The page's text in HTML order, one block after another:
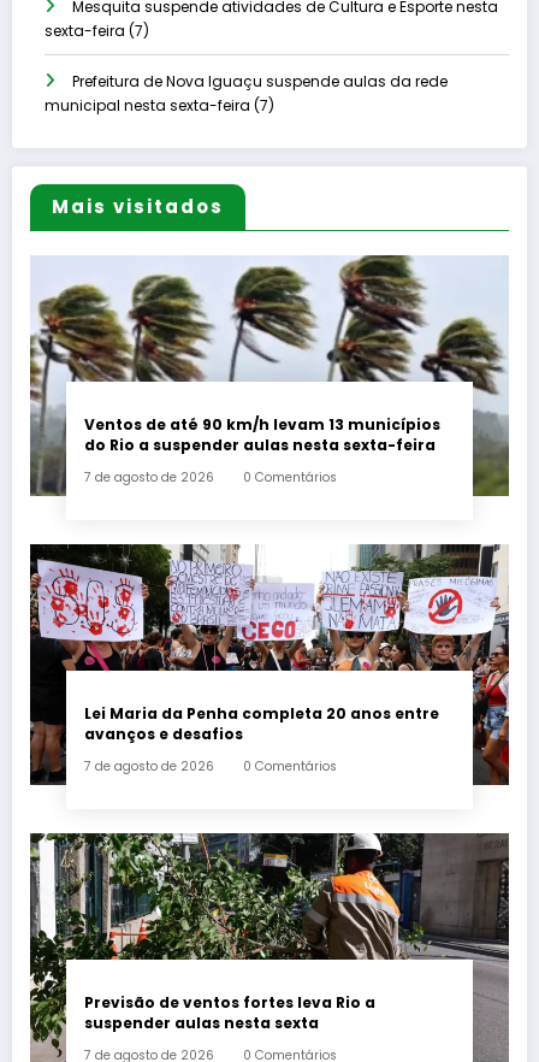
Mesquita suspende atividades de Cultura e Esporte nesta
sexta-feira (7)
Prefeitura de Nova Iguaçu suspende aulas da rede
municipal nesta sexta-feira (7)
Mais visitados
Ventos de até 90 km/h levam 13 municípios
do Rio a suspender aulas nesta sexta-feira
7 de agosto de 2026 0 Comentários
Lei Maria da Penha completa 20 anos entre
avanços e desafios
7 de agosto de 2026 0 Comentários
Previsão de ventos fortes leva Rio a
suspender aulas nesta sexta
7 de agosto de 2026 0 Comentários